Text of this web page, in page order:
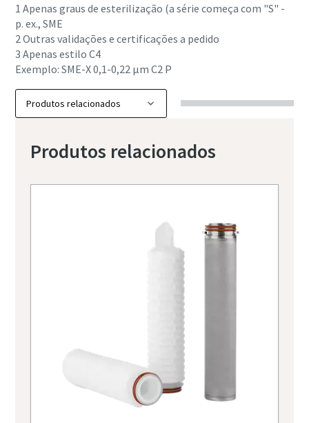
1 Apenas graus de esterilização (a série começa com "S" -
p. ex., SME
2 Outras validações e certificações a pedido
3 Apenas estilo C4
Exemplo: SME-X 0,1-0,22 µm C2 P
Produtos relacionados